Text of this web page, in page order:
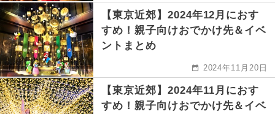
【東京近郊】2024年12月におす
すめ！親子向けおでかけ先＆イベ
ントまとめ
2024年11月20日
【東京近郊】2024年11月におす
すめ！親子向けおでかけ先＆イベ